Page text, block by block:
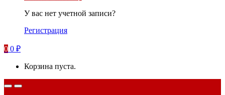
У вас нет учетной записи?
Регистрация
0 0 ₽
Корзина пуста.